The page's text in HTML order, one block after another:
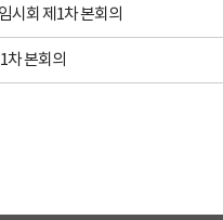
시회 제1차 본회의
차 본회의